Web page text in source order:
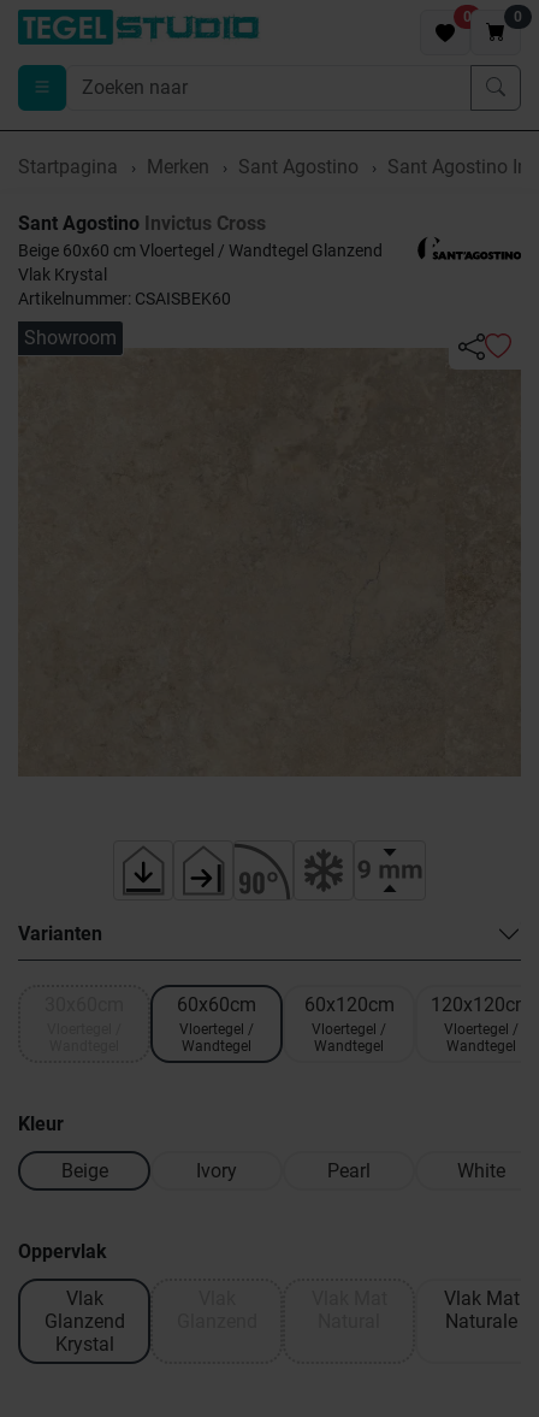
0 0
Startpagina Merken Sant Agostino Sant Agostino
Sant Agostino Invictus Cross
Beige 60x60 cm Vloertegel / Wandtegel Glanzend
Vlak Krystal
Artikelnummer: CSAISBEK60
Showroom
Varianten
60x60cm
Vloertegel /
Wandtegel
60x120cm
Vloertegel /
Wandtegel
120x120cm
Vloertegel /
Wandtegel
Kleur
Beige Ivory Pearl White
Oppervlak
Vlak
Glanzend
Krystal
Vlak Mat
Naturale